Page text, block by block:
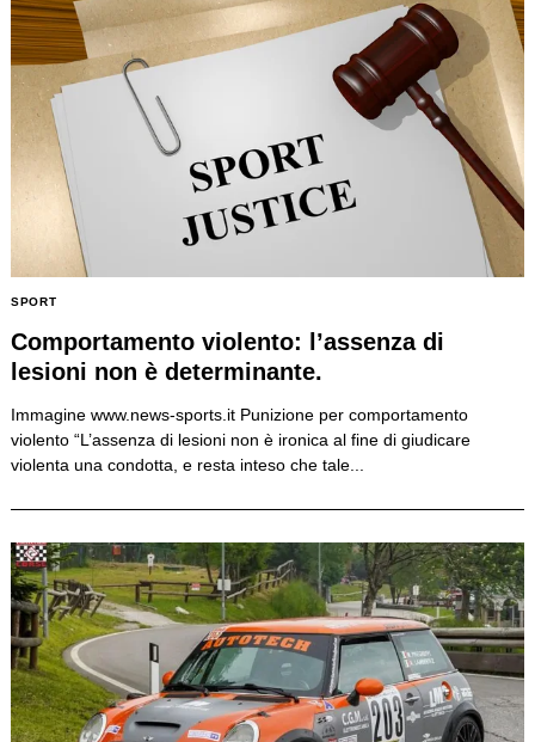
SPORT
Comportamento violento: l’assenza di
lesioni non è determinante.
Immagine www.news-sports.it Punizione per comportamento
violento “L’assenza di lesioni non è ironica al fine di giudicare
violenta una condotta, e resta inteso che tale...
Search
for: